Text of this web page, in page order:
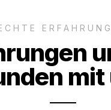
mit